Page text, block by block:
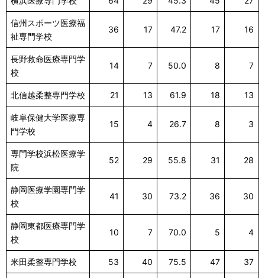
信州スポーツ医療福
祉専門学校
36 17 47.2 17 16
長野救命医療専門学
校
14 7 50.0 8 7
北信越柔整専門学校 21 13 61.9 18 13
岐阜保健大学医療専
門学校
15 4 26.7 8 3
専門学校浜松医療学
院
52 29 55.8 31 28
静岡医療学園専門学
校
41 30 73.2 36 30
静岡東都医療専門学
校
10 7 70.0 5 4
米田柔整専門学校 53 40 75.5 47 37